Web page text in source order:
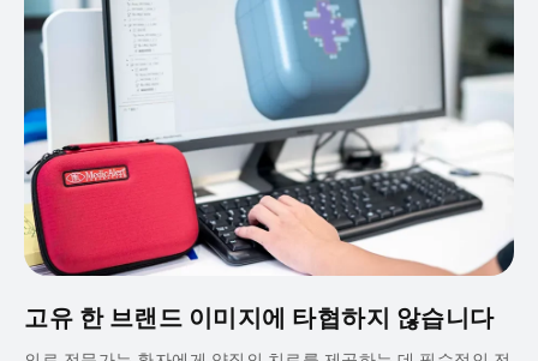
고유 한 브랜드 이미지에 타협하지 않습니다